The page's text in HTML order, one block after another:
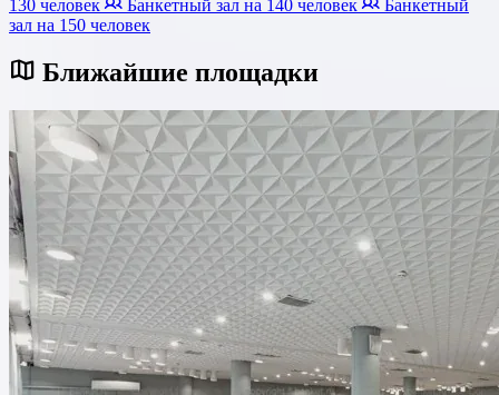
130 человек Банкетный зал на 140 человек
Банкетный
зал на 150 человек
Ближайшие площадки